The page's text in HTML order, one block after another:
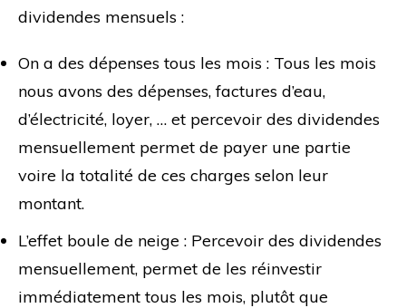
dividendes mensuels :
On a des dépenses tous les mois : Tous les mois
nous avons des dépenses, factures d’eau,
d’électricité, loyer, … et percevoir des dividendes
mensuellement permet de payer une partie
voire la totalité de ces charges selon leur
montant.
L’effet boule de neige : Percevoir des dividendes
mensuellement, permet de les réinvestir
immédiatement tous les mois, plutôt que